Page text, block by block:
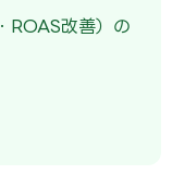
ROAS改善）の